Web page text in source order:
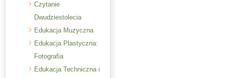
Czytanie
Dwudziestolecia
Edukacja Muzyczna
Edukacja Plastyczna:
Fotografia
Edukacja Techniczna i